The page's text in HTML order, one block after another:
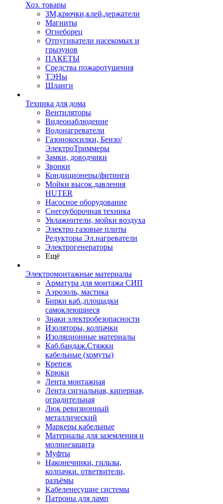
Хоз. товары
ЗМ,крючки,клей,держатели
Магниты
Огнеборец
Отпугиватели насекомых и
грызунов
ПАКЕТЫ
Средства пожаротушения
ТЭНы
Шланги
Техника для дома
Вентиляторы
Видеонаблюдение
Водонагреватели
Газонокосилки, Бензо/
ЭлектроТриммеры
Замки, доводчики
Звонки
Кондиционеры/фитинги
Мойки высок.давления
HUTER
Насосное оборудование
Снегоуборочная техника
Увлажнители, мойки воздуха
Электро газовые плиты
Редукторы Эл.нагреватели
Электрогенераторы
Ещё
Электромонтажные материалы
Арматура для монтажа СИП
Аэрозоль, мастика
Бирки каб.,площадки
самоклеющиеся
Знаки электробезопасности
Изоляторы, колпачки
Изоляционные материалы
Каб.бандаж.Стяжки
кабельные (хомуты)
Крепеж
Крюки
Лента монтажная
Лента сигнальная, киперная,
оградительная
Люк ревизионный
металлический
Маркеры кабельные
Материалы для заземления и
молниезащита
Муфты
Наконечники, гильзы,
колпачки. ответвители,
разъёмы
Кабеленесущие системы
Патроны для ламп